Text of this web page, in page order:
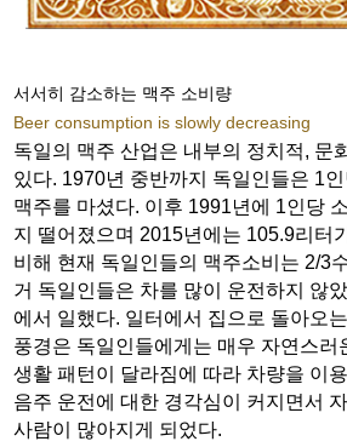
서서히 감소하는 맥주 소비량
Beer consumption is slowly decreasing
독일의 맥주 산업은 내부의 정치적, 문
있다. 1970년 중반까지 독일인들은 1
맥주를 마셨다. 이후 1991년에 1인당
지 떨어졌으며 2015년에는 105.9리터
비해 현재 독일인들의 맥주소비는 2/3
거 독일인들은 차를 많이 운전하지 않
에서 일했다. 일터에서 집으로 돌아오
풍경은 독일인들에게는 매우 자연스러
생활 패턴이 달라짐에 따라 차량을 이
음주 운전에 대한 경각심이 커지면서
사람이 많아지게 되었다.